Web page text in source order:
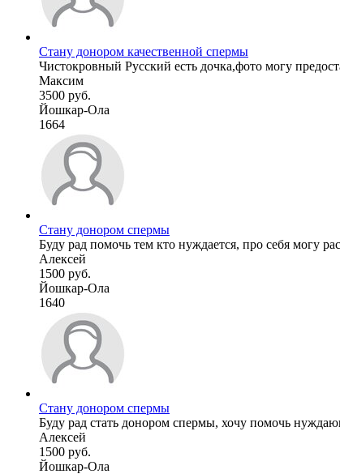
Стану донором качественной спермы
Чистокровный Русский есть дочка,фото могу
Максим
3500 руб.
Йошкар-Ола
1664
Стану донором спермы
Буду рад помочь тем кто нуждается, про себя могу
Алексей
1500 руб.
Йошкар-Ола
1640
Стану донором спермы
Буду рад стать донором спермы, хочу помочь
Алексей
1500 руб.
Йошкар-Ола